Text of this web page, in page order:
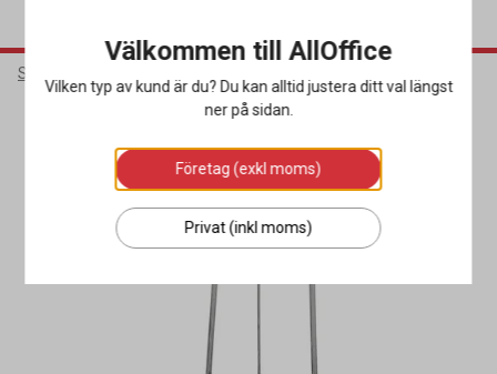
Städ & Hygien
Välkommen till AllOffice
Vilken typ av kund är du? Du kan alltid justera ditt val längst
ner på sidan.
Företag (exkl moms)
Privat (inkl moms)